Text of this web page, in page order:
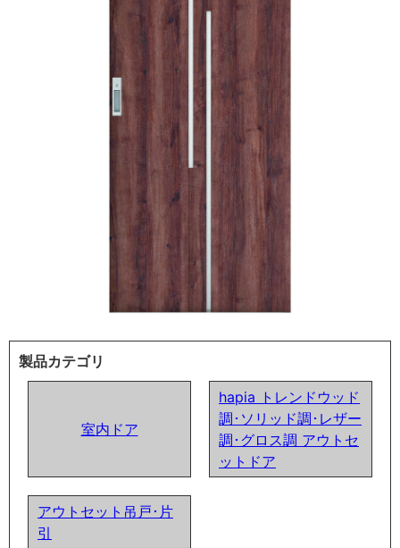
製品カテゴリ
室内ドア
hapia トレンドウッド
調･ソリッド調･レザー
調･グロス調 アウトセ
ットドア
アウトセット吊戸･片
引